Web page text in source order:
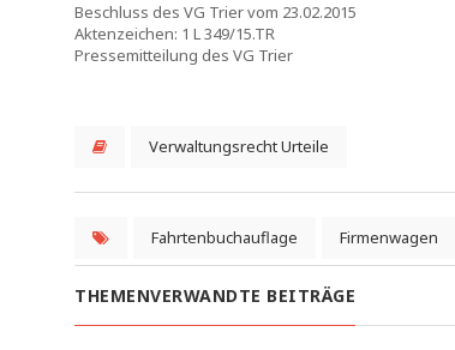
Beschluss des VG Trier vom 23.02.2015
Aktenzeichen: 1 L 349/15.TR
Pressemitteilung des VG Trier
Verwaltungsrecht Urteile
Fahrtenbuchauflage Firmenwagen
THEMENVERWANDTE BEITRÄGE